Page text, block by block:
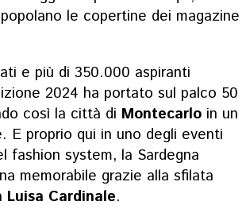
le copertine dei magazine
e più di 350.000 aspiranti
2024 ha portato sul palco 50
così la città di Montecarlo in un
E proprio qui in uno degli eventi
fashion system, la Sardegna
memorabile grazie alla sfilata
Luisa Cardinale.